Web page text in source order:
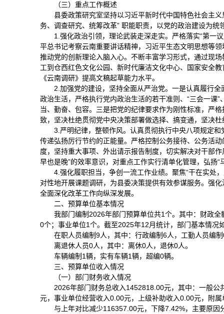
（三）重点工作概述
县委政策研究室坚持以习近平新时代中国特色社会主
务、调查研究、统筹改革” 职能职责，以党的政治建设为
1.强化政治引领，理论武装走深走实。严格落实“第一
平总书记考察云南重要讲话精神，习近平生态文明思想等
推动党的创新理论入脑入心。不断丰富学习形式，通过现
工到仓西红色文化公园、新时代廉洁文化中心、国家安全
《云南调研》提高文稿起草能力水平。
2.加强党的建设，坚持全面从严治党。一是认真履行
政治生活，严格执行党内政治生活的若干准则、“三会一课
当、勤奋、包容。三是把党的纪律要求作为刚性标准，严
致，坚决杜绝贯彻党中央决策部署做选择、搞变通，坚决
3.严明纪律，整顿作风。认真贯彻执行中央八项规定
传递弘扬厉行节约的正能量。严格控制公务接待、公务活
度，坚持重大事项、外出请示报告制度，切实解决对干部
早也是晚”的效率意识，对重点工作实行清单化管理，弘扬
4.强化履职担当，争创一流工作业绩。聚焦“干在实处
对性地开展课题调研，为县委决策提供有效参谋服务。强
全面深化改革工作向纵深发展。
二、预算单位基本情况
我部门编制2026年部门预算单位共1个。其中：财政
0个；事业单位1个。截至2025年12月统计，部门基本情况
在职人员编制9人，其中：行政编制6人，工勤人员编
离退休人员0人，其中：离休0人，退休0人。
车辆编制1辆，实有车辆1辆，超编0辆。
三、预算单位收入情况
（一）部门财务收入情况
2026年部门财务总收入1452818.00元，其中：一般
元，事业单位经营收入0.00元，上级补助收入0.00元，附
与上年对比减少116357.00元，下降7.42%，主要原